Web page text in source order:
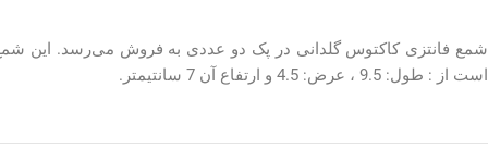
است از : طول: 9.5 ، عرض: 4.5 و ارتفاع آن 7 سانتیمتر.